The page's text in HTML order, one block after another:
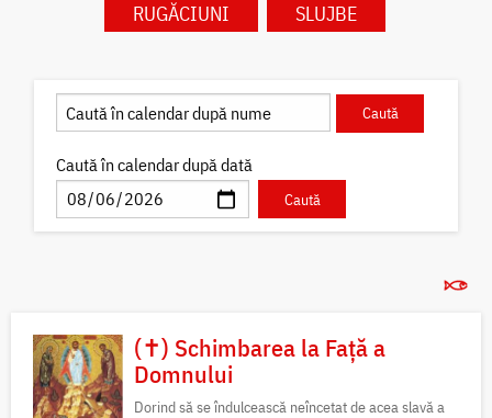
RUGĂCIUNI
SLUJBE
Caută în calendar după dată
(✝) Schimbarea la Față a
Domnului
Dorind să se îndulcească neîncetat de acea slavă a